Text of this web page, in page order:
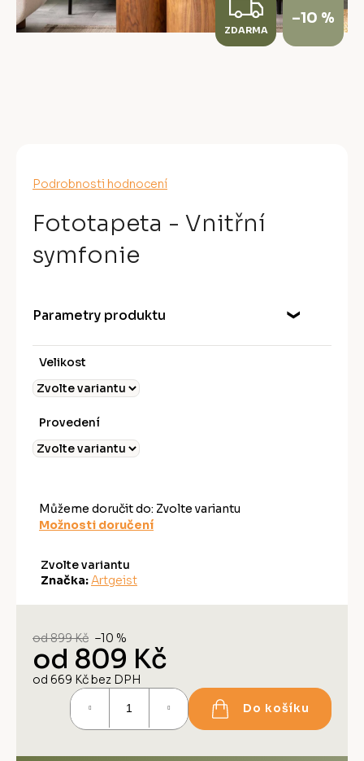
Průměrné
produktu
je
z
Podrobnosti hodnocení
Fototapeta - Vnitřní
symfonie
Parametry produktu
Velikost
Provedení
Můžeme doručit do: Zvolte variantu
Možnosti doručení
Zvolte variantu
Značka: Artgeist
od 899 Kč –10 %
od 809 Kč
od 669 Kčbez DPH
Do košíku
Z
D
ZDARMA
–10 %